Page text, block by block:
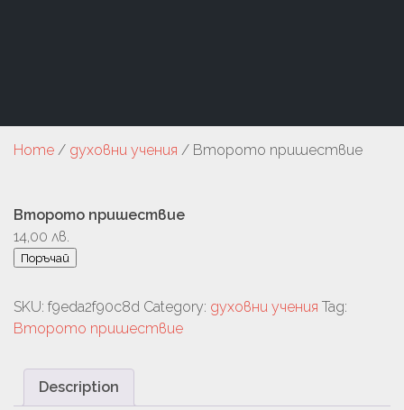
Home / духовни учения / Второто пришествие
Второто пришествие
14,00 лв.
Поръчай
SKU: f9eda2f90c8d Category: духовни учения Tag:
Второто пришествие
Description